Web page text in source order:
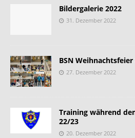
Bildergalerie 2022
31. Dezember 2022
BSN Weihnachtsfeier
27. Dezember 2022
Training während
22/23
20. Dezember 2022